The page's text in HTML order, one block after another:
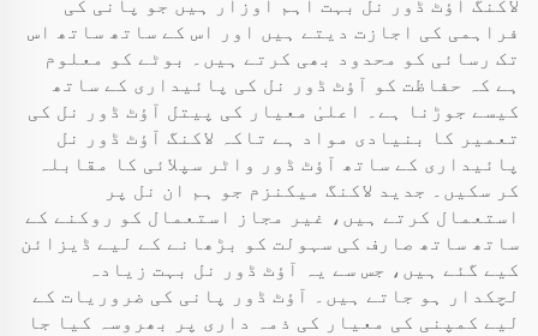
لاکنگ آؤٹ ڈور نل بہت اہم اوزار ہیں جو پانی کی
فراہمی کی اجازت دیتے ہیں اور اس کے ساتھ ساتھ اس
تک رسائی کو محدود بھی کرتے ہیں۔ بوٹے کو معلوم
ہے کہ حفاظت کو آؤٹ ڈور نل کی پائیداری کے ساتھ
کیسے جوڑنا ہے۔ اعلیٰ معیار کی پیتل آؤٹ ڈور نل کی
تعمیر کا بنیادی مواد ہے تاکہ لاکنگ آؤٹ ڈور نل
پائیداری کے ساتھ آؤٹ ڈور واٹر سپلائی کا مقابلہ
کر سکیں۔ جدید لاکنگ میکنزم جو ہم ان نل پر
استعمال کرتے ہیں، غیر مجاز استعمال کو روکنے کے
ساتھ ساتھ صارف کی سہولت کو بڑھانے کے لیے ڈیزائن
کیے گئے ہیں، جس سے یہ آؤٹ ڈور نل بہت زیادہ
لچکدار ہو جاتے ہیں۔ آؤٹ ڈور پانی کی ضروریات کے
لیے کمپنی کی معیار کی ذمہ داری پر بھروسہ کیا جا